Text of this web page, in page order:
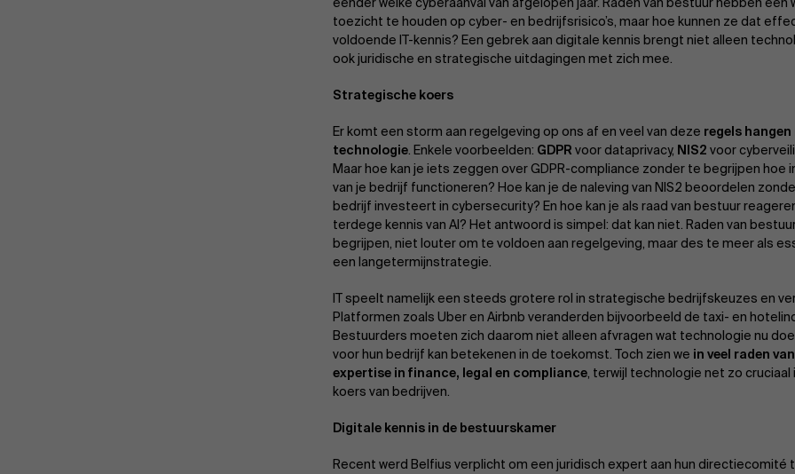
toezicht te houden op cyber- en bedrijfsrisico’s, maar hoe kunnen ze dat
voldoende IT-kennis? Een gebrek aan digitale kennis brengt niet alleen
ook juridische en strategische uitdagingen met zich mee.
Strategische koers
Er komt een storm aan regelgeving op ons af en veel van deze regels
technologie. Enkele voorbeelden: GDPRvoor dataprivacy, NIS2 voor
Maar hoe kan je iets zeggen over GDPR-compliance zonder te begrijpen
van je bedrijf functioneren? Hoe kan je de naleving van NIS2 beoordelen
bedrijf investeert in cybersecurity? En hoe kan je als raad van bestuur
terdege kennis van AI? Het antwoord is simpel: dat kan niet. Raden van
begrijpen, niet louter om te voldoen aan regelgeving, maar des te meer als
een langetermijnstrategie.
IT speelt namelijk een steeds grotere rol in strategische bedrijfskeuzes en
Platformen zoals Uber en Airbnb veranderden bijvoorbeeld de taxi- en
Bestuurders moeten zich daarom niet alleen afvragen wat technologie nu
voor hun bedrijf kan betekenen in de toekomst. Toch zien we in veel raden
expertise in finance, legal en compliance, terwijl technologie net zo
koers van bedrijven.
Digitale kennis in de bestuurskamer
Recent werd Belfius verplicht om een juridisch expert aan hun directiecomité